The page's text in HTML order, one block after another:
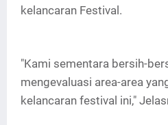
kelancaran Festival.
"Kami sementara bersih-
mengevaluasi area-area
kelancaran festival ini,"